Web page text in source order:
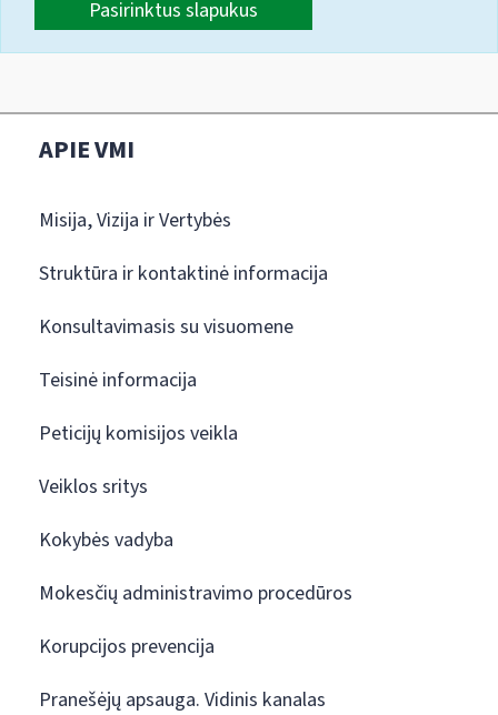
Pasirinktus slapukus
APIE VMI
Misija, Vizija ir Vertybės
Struktūra ir kontaktinė informacija
Konsultavimasis su visuomene
Teisinė informacija
Peticijų komisijos veikla
Veiklos sritys
Kokybės vadyba
Mokesčių administravimo procedūros
Korupcijos prevencija
Pranešėjų apsauga. Vidinis kanalas